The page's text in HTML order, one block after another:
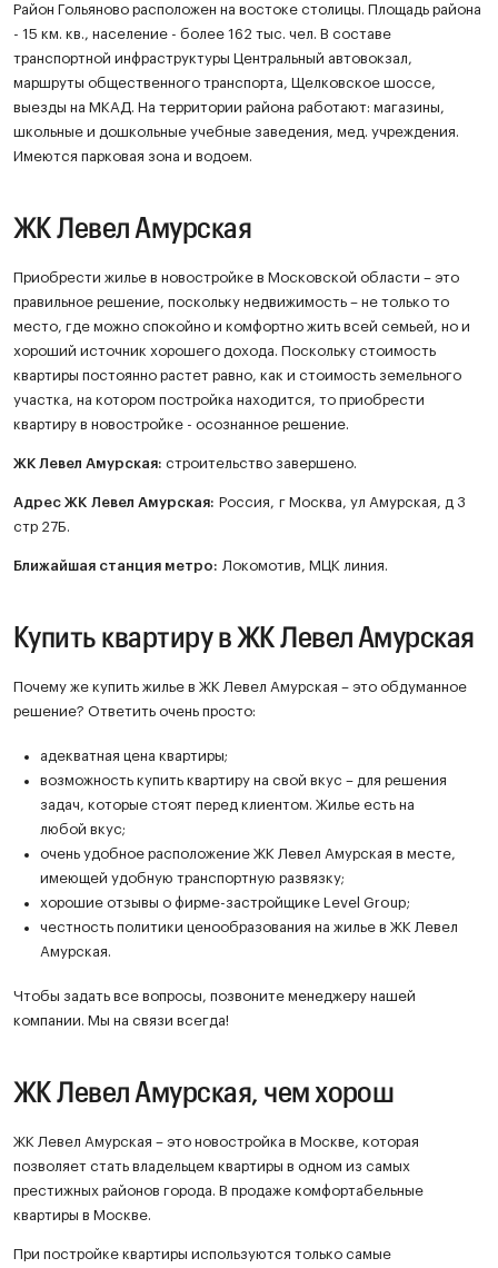
Район Гольяново расположен на востоке столицы. Площадь района
- 15 км. кв., население - более 162 тыс. чел. В составе
транспортной инфраструктуры Центральный автовокзал,
маршруты общественного транспорта, Щелковское шоссе,
выезды на МКАД. На территории района работают: магазины,
школьные и дошкольные учебные заведения, мед. учреждения.
Имеются парковая зона и водоем.
ЖК Левел Амурская
Приобрести жилье в новостройке в Московской области – это
правильное решение, поскольку недвижимость – не только то
место, где можно спокойно и комфортно жить всей семьей, но и
хороший источник хорошего дохода. Поскольку стоимость
квартиры постоянно растет равно, как и стоимость земельного
участка, на котором постройка находится, то приобрести
квартиру в новостройке - осознанное решение.
ЖК Левел Амурская: строительство завершено.
Адрес ЖК Левел Амурская: Россия, г Москва, ул Амурская, д 3
стр 27Б.
Ближайшая станция метро: Локомотив, МЦК линия.
Купить квартиру в ЖК Левел Амурская
Почему же купить жилье в ЖК Левел Амурская – это обдуманное
решение? Ответить очень просто:
адекватная цена квартиры;
возможность купить квартиру на свой вкус – для решения
задач, которые стоят перед клиентом. Жилье есть на
любой вкус;
очень удобное расположение ЖК Левел Амурская в месте,
имеющей удобную транспортную развязку;
хорошие отзывы о фирме-застройщике Level Group;
честность политики ценообразования на жилье в ЖК Левел
Амурская.
Чтобы задать все вопросы, позвоните менеджеру нашей
компании. Мы на связи всегда!
ЖК Левел Амурская, чем хорош
ЖК Левел Амурская – это новостройка в Москве, которая
позволяет стать владельцем квартиры в одном из самых
престижных районов города. В продаже комфортабельные
квартиры в Москве.
При постройке квартиры используются только самые